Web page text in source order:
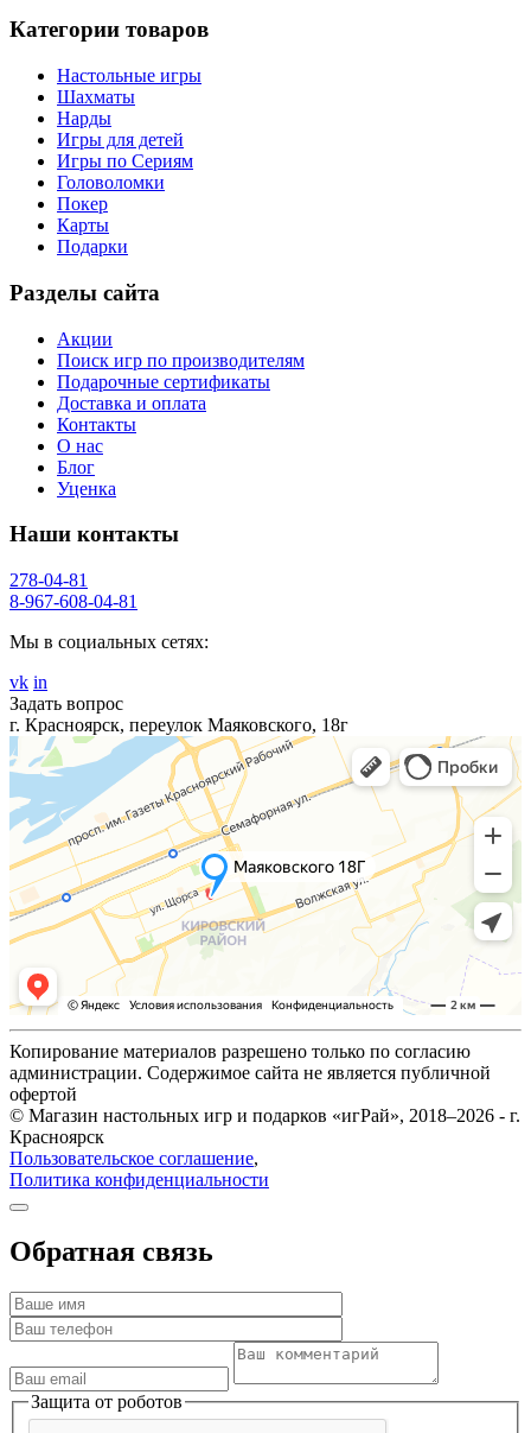
Категории товаров
Настольные игры
Шахматы
Нарды
Игры для детей
Игры по Сериям
Головоломки
Покер
Карты
Подарки
Разделы сайта
Акции
Поиск игр по производителям
Подарочные сертификаты
Доставка и оплата
Контакты
О нас
Блог
Уценка
Наши контакты
278-04-81
8-967-608-04-81
Мы в социальных сетях:
vk in
Задать вопрос
г. Красноярск, переулок Маяковского, 18г
Копирование материалов разрешено только по согласию
администрации. Содержимое сайта не является публичной
офертой
© Магазин настольных игр и подарков «игРай», 2018–2026 - г.
Красноярск
Пользовательское соглашение,
Политика конфиденциальности
Обратная связь
Защита от роботов